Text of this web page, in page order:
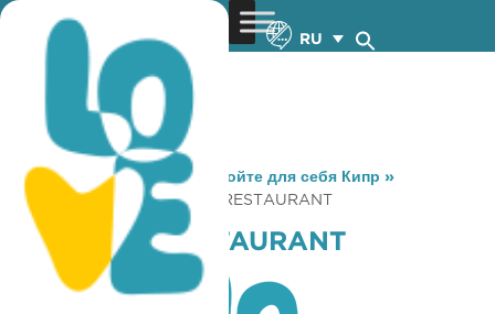
RU
You are here: Home »Откройте для себя Кипр »
Gastronomy
» CHESTER’S RESTAURANT
CHESTER’S RESTAURANT